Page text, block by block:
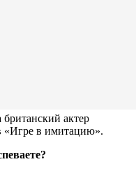
актер
«Игре в имитацию».